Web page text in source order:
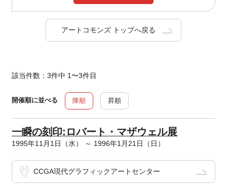
アートコモンズ トップへ戻る
該当件数：3件中 1〜3件目
開催順に並べる 降順 昇順
一瞬の刻印:ロバート・マザウェル展
1995年11月1日（水） ～ 1996年1月21日（日）
CCGA現代グラフィックアートセンター